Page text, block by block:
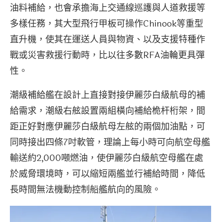
油料補給，也會承擔海上交通線巡護與人道救援等
多樣任務，其大型飛行甲板可操作Chinook等重型
直升機，使其在運送人員與物資、以及支援特種作
戰或災害救援行動時，比以往多數RFA油輪更具彈
性。
潮級補給艦在設計上直接對接伊麗莎白級航母的補
給需求，潮級右舷設置兩組橫向補給桅杆桁架，間
距正好對應伊麗莎白級航母左舷的兩個加油點，可
同時接出四條7吋軟管，理論上每小時可向航空母艦
輸送約2,000噸燃油，使伊麗莎白級航空母艦在處
於威脅環境時，可以縮短兩艦並行補給時間，降低
長時間無法機動控制船艦航向的風險。